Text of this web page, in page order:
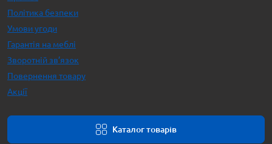
Політика безпеки
Умови угоди
Гарантія на меблі
Зворотній зв’язок
Повернення товару
Акції
Каталог товарів